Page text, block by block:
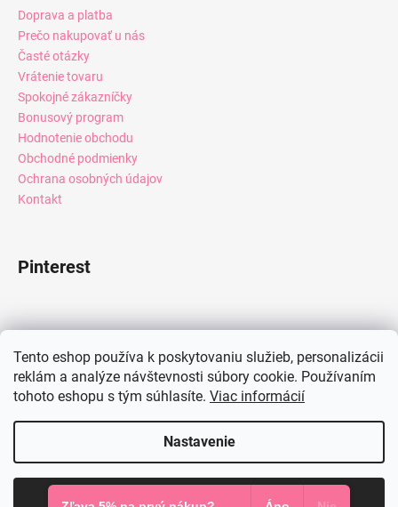
Tento eshop používa k poskytovaniu služieb, personalizácii
reklám a analýze návštevnosti súbory cookie. Používaním
tohoto eshopu s tým súhlasíte. Viac informácií
Nastavenie
Súhlasím
Doprava a platba
Prečo nakupovať u nás
Časté otázky
Vrátenie tovaru
Spokojné zákazníčky
Bonusový program
Hodnotenie obchodu
Obchodné podmienky
Ochrana osobných údajov
Kontakt
Pinterest
Instagram
Copyright 2026
Mia Dresses . Všetky práva vyhradené.